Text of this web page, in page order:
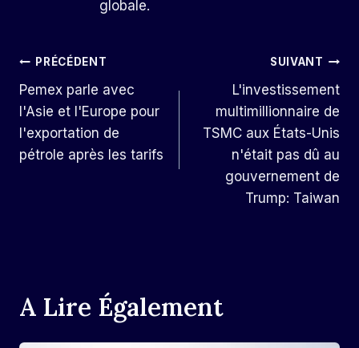
globale.
Navigation
De
L’article
PRÉCÉDENT
Pemex parle avec
l'Asie et l'Europe pour
l'exportation de
pétrole après les tarifs
SUIVANT
L'investissement
multimillionnaire de
TSMC aux États-Unis
n'était pas dû au
gouvernement de
Trump: Taiwan
A Lire Également